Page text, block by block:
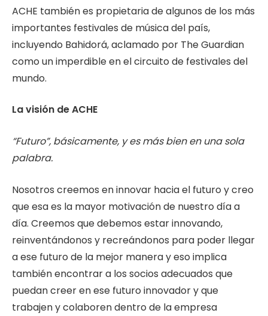
ACHE también es propietaria de algunos de los más
importantes festivales de música del país,
incluyendo Bahidorá, aclamado por The Guardian
como un imperdible en el circuito de festivales del
mundo.
La visión de ACHE
“Futuro”, básicamente, y es más bien en una sola
palabra.
Nosotros creemos en innovar hacia el futuro y creo
que esa es la mayor motivación de nuestro día a
día. Creemos que debemos estar innovando,
reinventándonos y recreándonos para poder llegar
a ese futuro de la mejor manera y eso implica
también encontrar a los socios adecuados que
puedan creer en ese futuro innovador y que
trabajen y colaboren dentro de la empresa